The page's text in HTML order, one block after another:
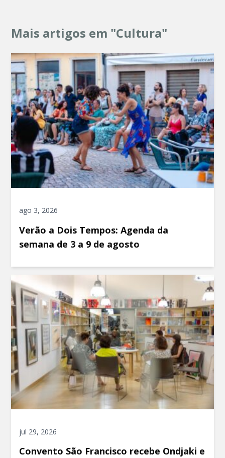
Mais artigos em "Cultura"
ago 3, 2026
Verão a Dois Tempos: Agenda da
semana de 3 a 9 de agosto
jul 29, 2026
Convento São Francisco recebe Ondjaki e